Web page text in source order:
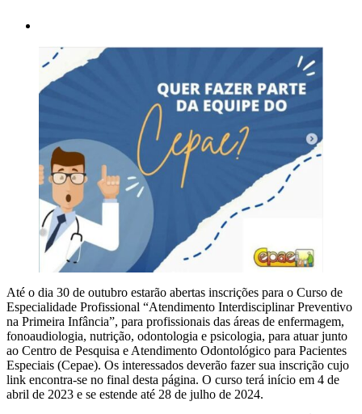
Até o dia 30 de outubro estarão abertas inscrições para o Curso de
Especialidade Profissional “Atendimento Interdisciplinar Preventivo
na Primeira Infância”, para profissionais das áreas de enfermagem,
fonoaudiologia, nutrição, odontologia e psicologia, para atuar junto
ao Centro de Pesquisa e Atendimento Odontológico para Pacientes
Especiais (Cepae). Os interessados deverão fazer sua inscrição cujo
link encontra-se no final desta página. O curso terá início em 4 de
abril de 2023 e se estende até 28 de julho de 2024.